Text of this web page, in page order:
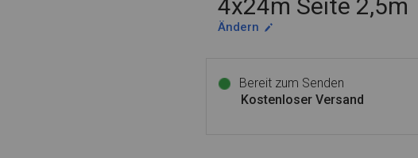
4x24m Seite 2,5m
Ändern
Bereit zum Senden
Kostenloser Versand